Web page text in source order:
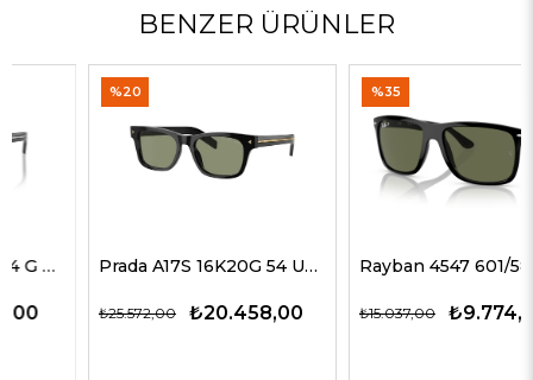
BENZER ÜRÜNLER
Prada A17S 16K20G 54 Unisex Güneş Gözlükleri
₺20.458,00
₺25.572,00
Rayban 4547 601/58 60 Erkek Güneş Gözlükleri
₺9.774,00
₺15.037,00